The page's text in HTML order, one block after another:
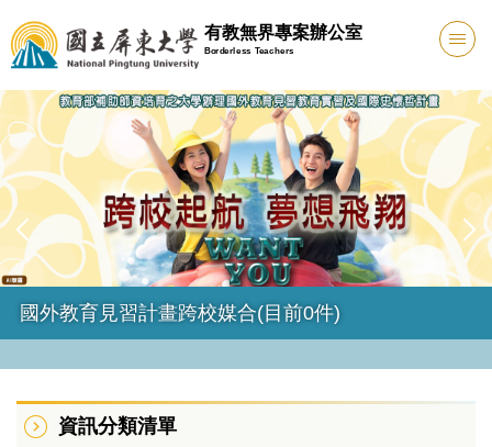
到
主
要
內
容
區
有教無界專案辦公室
Borderless Teachers
國外教育見習計畫跨校媒合(目前0件)
資訊分類清單